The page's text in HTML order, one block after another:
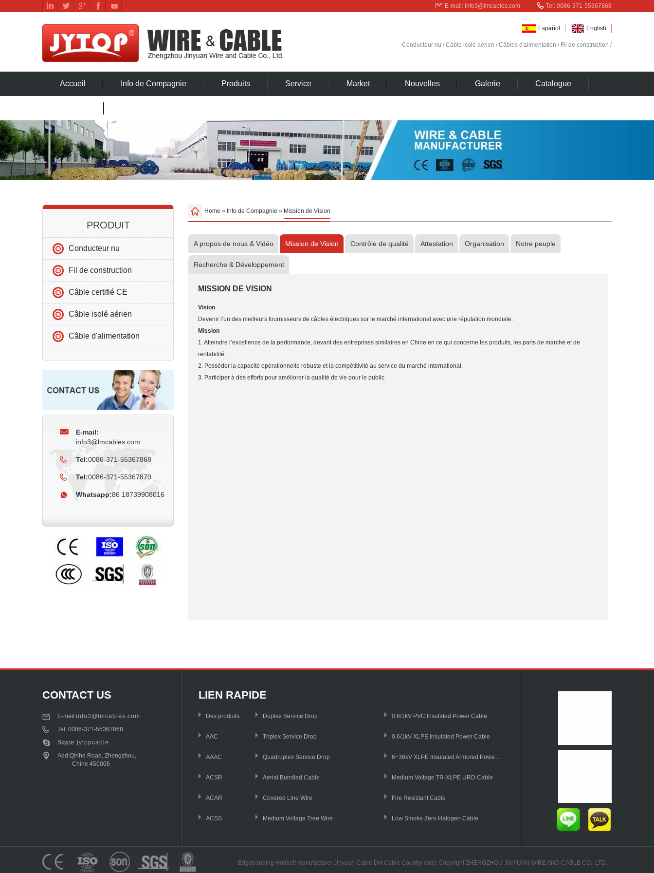
E-mail: info3@lmcables.com Tel: 0086-371-55367868
Español English
Conducteur nu /Câble isolé aérien /Câbles d'alimentation / Fil de construction /
Accueil Info de Compagnie Produits Service Market Nouvelles Galerie Catalogue
PRODUIT
Conducteur nu
Fil de construction
Câble certifié CE
Câble isolé aérien
Câble d'alimentation
E-mail:
info3@lmcables.com
Tel:0086-371-55367868
Tel:0086-371-55367870
Whatsapp:86 18739908016
Home » Info de Compagnie » Mission de Vision
A propos de nous & Vidéo Mission de Vision Contrôle de qualité Attestation Organisation Notre peuple
Recherche & Développement
MISSION DE VISION
Vision
Devenir l’un des meilleurs fournisseurs de câbles électriques sur le marché international avec une réputation mondiale.
Mission
1. Atteindre l’excellence de la performance, devant des entreprises similaires en Chine en ce qui concerne les produits, les parts de marché et de
rentabilité.
2. Posséder la capacité opérationnelle robuste et la compétitivité au service du marché international.
3. Participer à des efforts pour améliorer la qualité de vie pour le public.
CONTACT US
E-mail:info3@lmcables.com
Tel: 0086-371-55367868
Skype: jytopcable
Add:Qinhe Road, Zhengzhou,
Chine 450006
LIEN RAPIDE
Des produits
AAC
AAAC
ACSR
ACAR
ACSS
Duplex Service Drop
Triplex Service Drop
Quadruplex Service Drop
Aerial Bundled Cable
Covered Line Wire
Medium Voltage Tree Wire
0.6/1kV PVC Insulated Power Cable
0.6/1kV XLPE Insulated Power Cable
Medium Voltage TR-XLPE URD Cable
Fire Resistant Cable
Low Smoke Zero Halogen Cable
Edgebanding Hotmelt manufacturer Jinyuan Cable DH Cable Country code Copyright ZHENGZHOU JINYUAN WIRE AND CABLE CO., LTD.